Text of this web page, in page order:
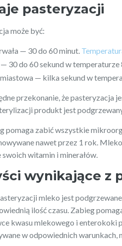
pasteryzacji
może być:
— 30 do 60 minut.
30 do 60 sekund w temperaturze
— kilka sekund w
przekonanie, że pasteryzacja
produkt jest
pomaga zabić wszystkie
nawet przez 1 rok.
swoich witamin i minerałów.
wynikające z
mleko jest
ilość czasu. Zabieg
kwasu mlekowego i enterokoki
w odpowiednich warunkach,